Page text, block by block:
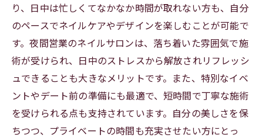
り、日中は忙しくてなかなか時間が取れない方も、自分
のペースでネイルケアやデザインを楽しむことが可能で
す。夜間営業のネイルサロンは、落ち着いた雰囲気で施
術が受けられ、日中のストレスから解放されリフレッシ
ュできることも大きなメリットです。また、特別なイベ
ントやデート前の準備にも最適で、短時間で丁寧な施術
を受けられる点も支持されています。自分の美しさを保
ちつつ、プライベートの時間も充実させたい方にとっ